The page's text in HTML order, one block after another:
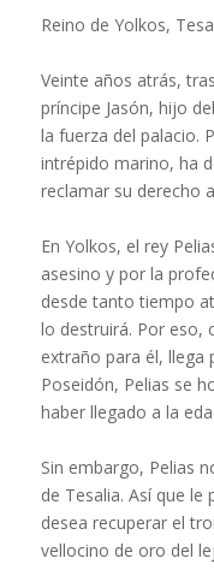
Reino de Yolkos,
Veinte años atrás,
príncipe Jasón, hijo
la fuerza del palacio.
intrépido marino, ha
reclamar su derecho
En Yolkos, el rey
asesino y por la
desde tanto tiempo
lo destruirá. Por eso,
extraño para él, llega
Poseidón, Pelias se
haber llegado a la
Sin embargo, Pelias
de Tesalia. Así que le
desea recuperar el
vellocino de oro del